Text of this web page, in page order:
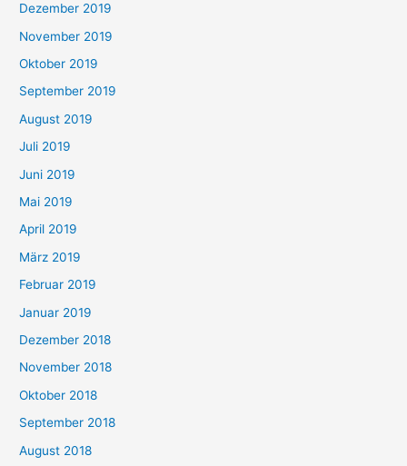
Dezember 2019
November 2019
Oktober 2019
September 2019
August 2019
Juli 2019
Juni 2019
Mai 2019
April 2019
März 2019
Februar 2019
Januar 2019
Dezember 2018
November 2018
Oktober 2018
September 2018
August 2018